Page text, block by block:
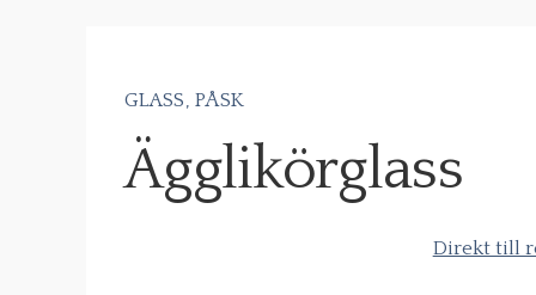
efter:
GLASS PÅSK
Ägglikörglass
Direkt till